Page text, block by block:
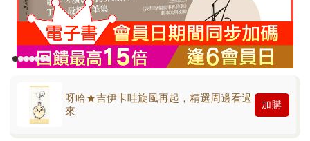
呀哈★吉伊卡哇旋風再起，精選周邊看過
來
加購